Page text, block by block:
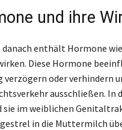
und ihre
danach enthält Hormone
Diese Hormone
verzögern oder verhindern
ausschließen. In
sie im weiblichen
in die Muttermilch